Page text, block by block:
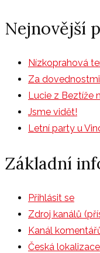
Nejnovější
Nízkoprahová
Za
Lucie z Beztíže
Jsme vidět!
Letní party u
Základní
Přihlásit se
Zdroj kanálů
Kanál
Česká lokalizace